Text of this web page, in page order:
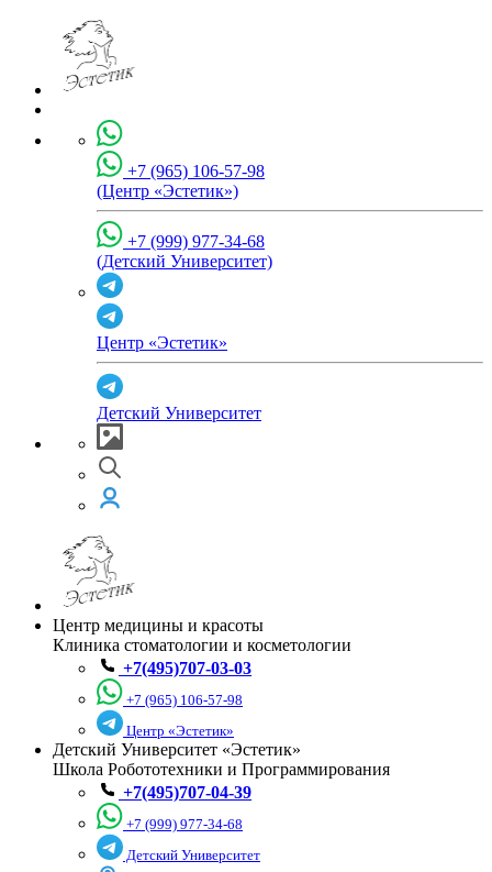
+7 (965) 106-57-98
(Центр «Эстетик»)
+7 (999) 977-34-68
(Детский Университет)
Центр «Эстетик»
Детский Университет
Центр медицины и красоты
Клиника стоматологии и косметологии
+7(495)707-03-03
+7 (965) 106-57-98
Центр «Эстетик»
Детский Университет «Эстетик»
Школа Робототехники и Программирования
+7(495)707-04-39
+7 (999) 977-34-68
Детский Университет